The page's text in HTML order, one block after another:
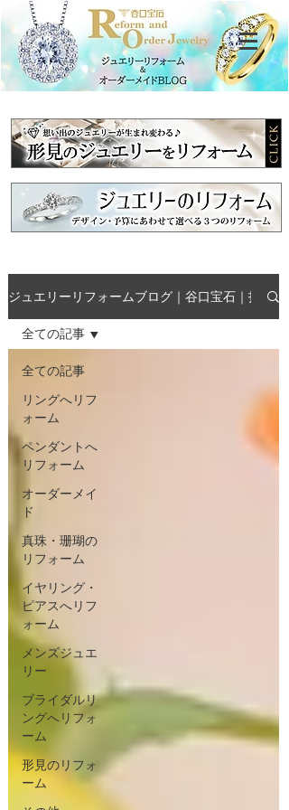
ジュエリーリフォームブログ｜谷口宝石｜指輪
全ての記事
リングへリフ
ォーム
ペンダントへ
リフォーム
オーダーメイ
ド
真珠・珊瑚の
リフォーム
イヤリング・
ピアスへリフ
ォーム
メンズジュエ
リー
ブライダルリ
ングへリフォ
ーム
形見のリフォ
ーム
全ての記事